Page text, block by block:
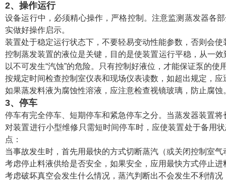
2、操作运行
设备运行中，必须精心操作，严格控制。注意监测蒸发器各
实做好操作启示。
装置处于稳定运行状态下，不要轻易变动性能参数，否则会
控制蒸发装置的液位是关键，目的是使装置运行平稳，从一
以不可发生“汽蚀”的危险。只有控制好液位，才能保证泵的使
按规定时间检查控制室仪表和现场仪表读数，如超出规定，应
如果蒸发料液为腐蚀性溶液，应注意检查视镜玻璃，防止腐
3、停车
停车有完全停车、短期停车和紧急停车之分。当蒸发器装置
对装置进行小型维修只需短时间停车时，应使装置处于备用
点：
当事故发生时，首先用最快的方式切断蒸汽（或关闭控制室
考虑停止料液供给是否安全，如果安全，应用最快方式停止进
考虑破坏真空会发生什么情况，蒸汽判断出不会发生不利情